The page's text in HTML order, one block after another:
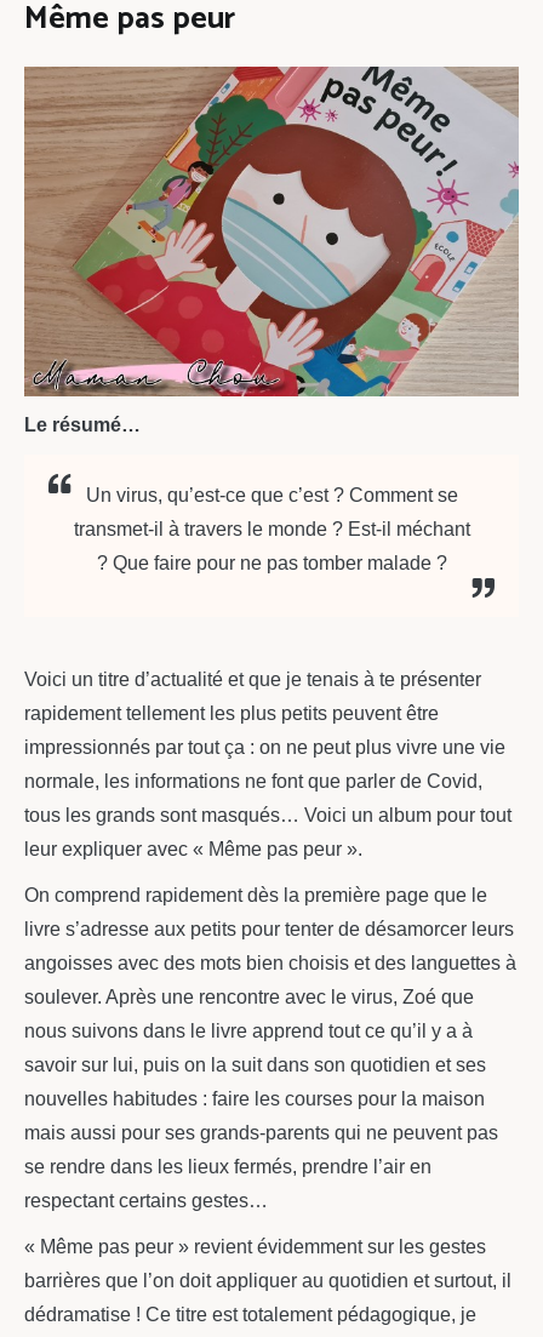
Même pas peur
Le résumé…
Un virus, qu’est-ce que c’est ? Comment se
transmet-il à travers le monde ? Est-il méchant
? Que faire pour ne pas tomber malade ?
Voici un titre d’actualité et que je tenais à te présenter
rapidement tellement les plus petits peuvent être
impressionnés par tout ça : on ne peut plus vivre une vie
normale, les informations ne font que parler de Covid,
tous les grands sont masqués… Voici un album pour tout
leur expliquer avec « Même pas peur ».
On comprend rapidement dès la première page que le
livre s’adresse aux petits pour tenter de désamorcer leurs
angoisses avec des mots bien choisis et des languettes à
soulever. Après une rencontre avec le virus, Zoé que
nous suivons dans le livre apprend tout ce qu’il y a à
savoir sur lui, puis on la suit dans son quotidien et ses
nouvelles habitudes : faire les courses pour la maison
mais aussi pour ses grands-parents qui ne peuvent pas
se rendre dans les lieux fermés, prendre l’air en
respectant certains gestes…
« Même pas peur » revient évidemment sur les gestes
barrières que l’on doit appliquer au quotidien et surtout, il
dédramatise ! Ce titre est totalement pédagogique, je